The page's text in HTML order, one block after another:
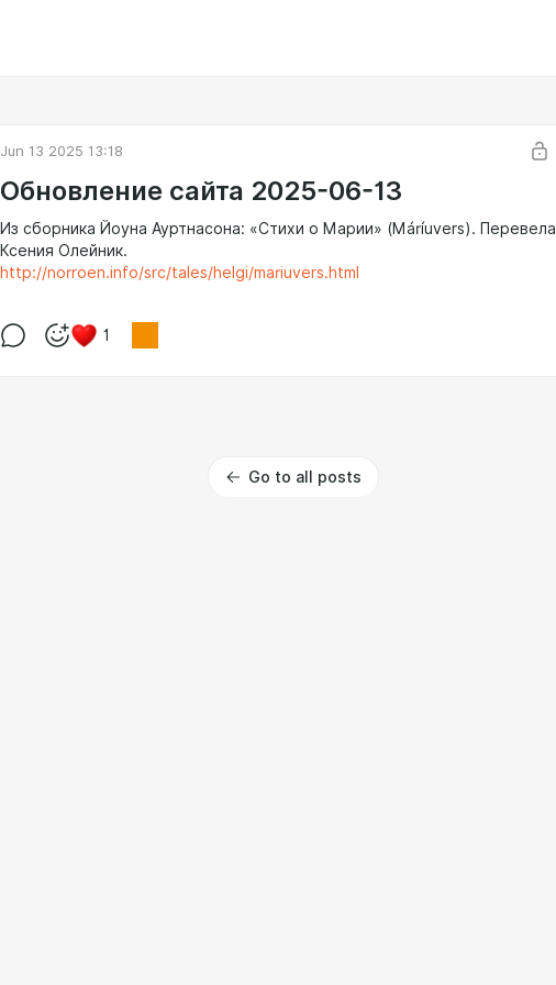
Jun 13 2025 13:18
Обновление сайта 2025-06-13
Из сборника Йоуна Ауртнасона: «Стихи о Марии» (Máríuvers). Перевела
Ксения Олейник.
http://norroen.info/src/tales/helgi/mariuvers.html
1
Go to all posts